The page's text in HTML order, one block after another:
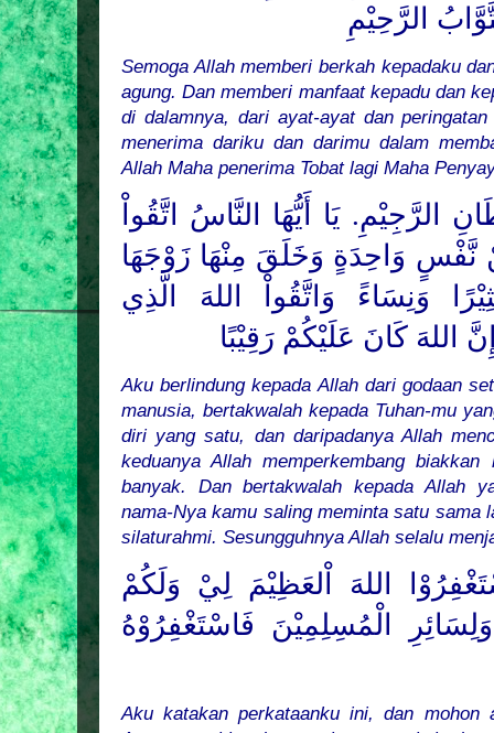
الرَّحِيْمِ
Semoga Allah memberi berkah kepadaku
agung. Dan memberi manfaat kepadu dan
di dalamnya, dari ayat-ayat dan
menerima dariku dan darimu dalam
Allah Maha penerima Tobat lagi Maha
الرَّجِيْمِ. يَا أَيُّهَا النَّاسُ اتَّقُواْ
وَاحِدَةٍ وَخَلَقَ مِنْهَا زَوْجَهَا
وَنِسَاءً وَاتَّقُواْ اللهَ الَّذِي
اللهَ كَانَ عَلَيْكُمْ رَقِيْبًا
Aku berlindung kepada Allah dari godaan
manusia, bertakwalah kepada Tuhan-mu
diri yang satu, dan daripadanya Allah
keduanya Allah memperkembang
banyak. Dan bertakwalah kepada Allah
nama-Nya kamu saling meminta satu sama
silaturahmi. Sesungguhnya Allah selalu
اللهَ اْلعَظِيْمَ لِيْ وَلَكُمْ
الْمُسِلِمِيْنَ فَاسْتَغْفِرُوْهُ
Aku katakan perkataanku ini, dan mohon